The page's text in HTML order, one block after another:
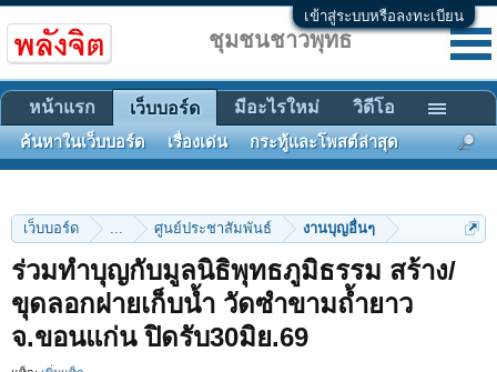
เข้าสู่ระบบหรือลงทะเบียน
เว็บบอร์ด ... ศูนย์ประชาสัมพันธ์ งานบุญอื่นๆ
ร่วมทําบุญกับมูลนิธิพุทธภูมิธรรม สร้าง/
ขุดลอกฝายเก็บน้ำ วัดซำขามถ้ำยาว
จ.ขอนแก่น ปิดรับ30มิย.69
ชุมชนชาวพุทธ
หน้าแรก เว็บบอร์ด
ค้นหาในเว็บบอร์ด เรื่องเด่น กระทู้และโพสต์ล่าสุด
มีอะไรใหม่ วิดีโอ